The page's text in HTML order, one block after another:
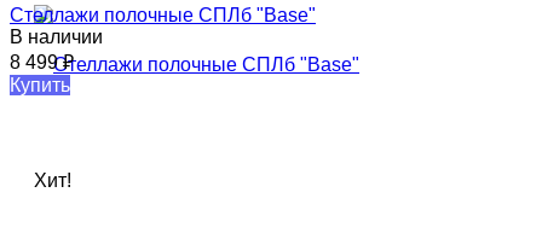
Стеллажи полочные СПЛб "Base"​
В наличии
8 499₽
Купить
Хит!